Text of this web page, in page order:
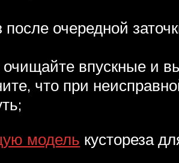
очередной
очищайте впускные и
что при
модель кустореза